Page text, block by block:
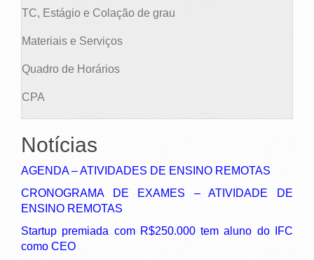
Advocacia-Geral da União
Banco Central do Brasil
Planalto
TC, Estágio e Colação de grau
Materiais e Serviços
Quadro de Horários
CPA
Notícias
AGENDA – ATIVIDADES DE ENSINO REMOTAS
CRONOGRAMA DE EXAMES – ATIVIDADE DE
ENSINO REMOTAS
Startup premiada com R$250.000 tem aluno do IFC
como CEO